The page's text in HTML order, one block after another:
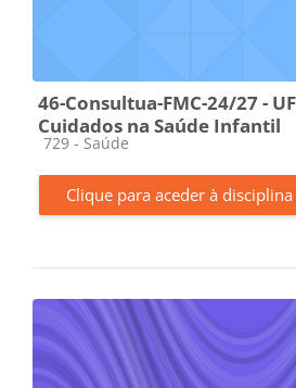
46-Consultua-FMC-24/27 -
Cuidados na Saúde Infantil
Categoria da disciplina
729 - Saúde
Clique para aceder à disciplina